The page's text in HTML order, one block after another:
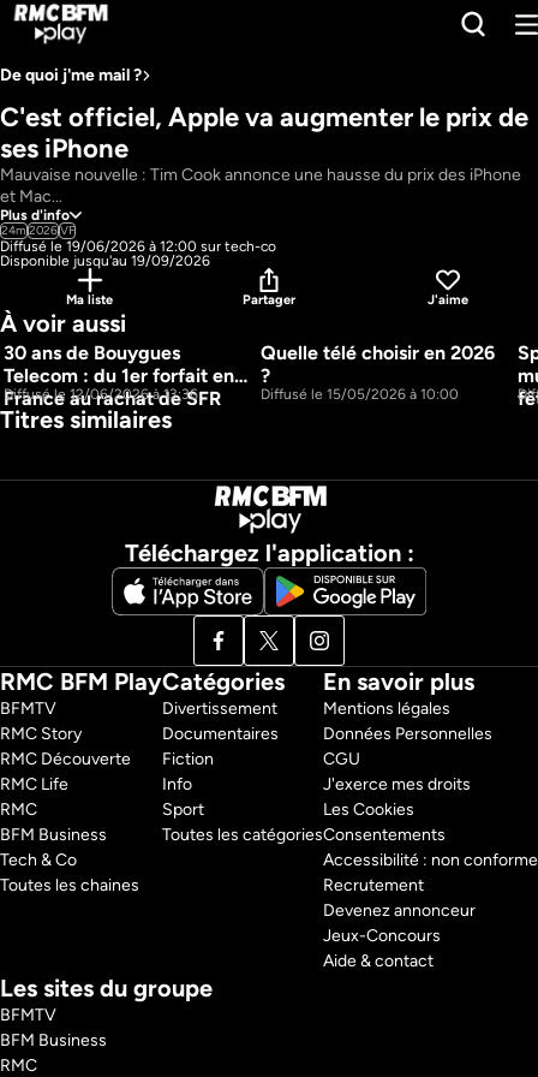
De quoi j'me mail ?
C'est officiel, Apple va augmenter le prix de
ses iPhone
Mauvaise nouvelle : Tim Cook annonce une hausse du prix des iPhone
et Mac...
Pays : France
Présentateur : Anthony Morel, François Sorel
Plus d'info
24m2026VF
Diffusé le 19/06/2026 à 12:00 sur tech-co
Disponible jusqu'au 19/09/2026
Ma liste Partager J'aime
À voir aussi
30 ans de Bouygues
Telecom : du 1er forfait en
France au rachat de SFR
Diffusé le 12/06/2026 à 13:36
16m
Quelle télé choisir en 2026
?
Diffusé le 15/05/2026 à 10:00
Titres similaires
Téléchargez l'application :
RMC BFM Play
BFMTV
RMC Story
RMC Découverte
RMC Life
RMC
BFM Business
Tech & Co
Toutes les chaines
Catégories
Divertissement
Documentaires
Fiction
Info
Sport
Toutes les catégories
En savoir plus
Mentions légales
Données Personnelles
CGU
J'exerce mes droits
Les Cookies
Consentements
Accessibilité : non conforme
Recrutement
Devenez annonceur
Jeux-Concours
Aide & contact
Les sites du groupe
BFMTV
BFM Business
RMC